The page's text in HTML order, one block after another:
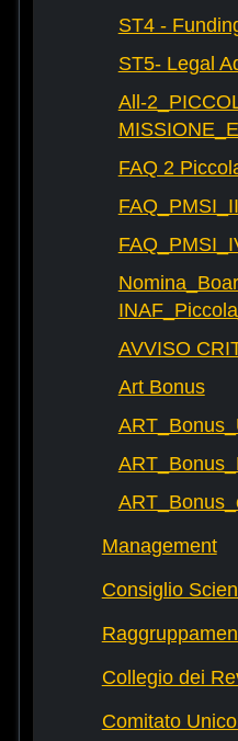
ST4 -
ST5- Legal
All-
FAQ 2
AVVISO
Art Bonus
Management
Consiglio
Collegio dei
Comitato